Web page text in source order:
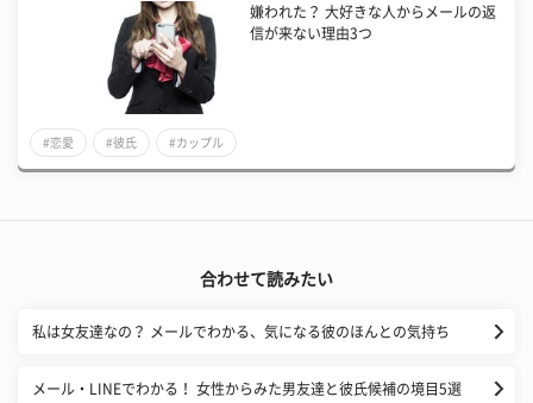
嫌われた？ 大好きな人からメールの返
信が来ない理由3つ
#恋愛 #彼氏 #カップル
合わせて読みたい
私は女友達なの？ メールでわかる、気になる彼のほんとの気持ち
メール・LINEでわかる！ 女性からみた男友達と彼氏候補の境目5選